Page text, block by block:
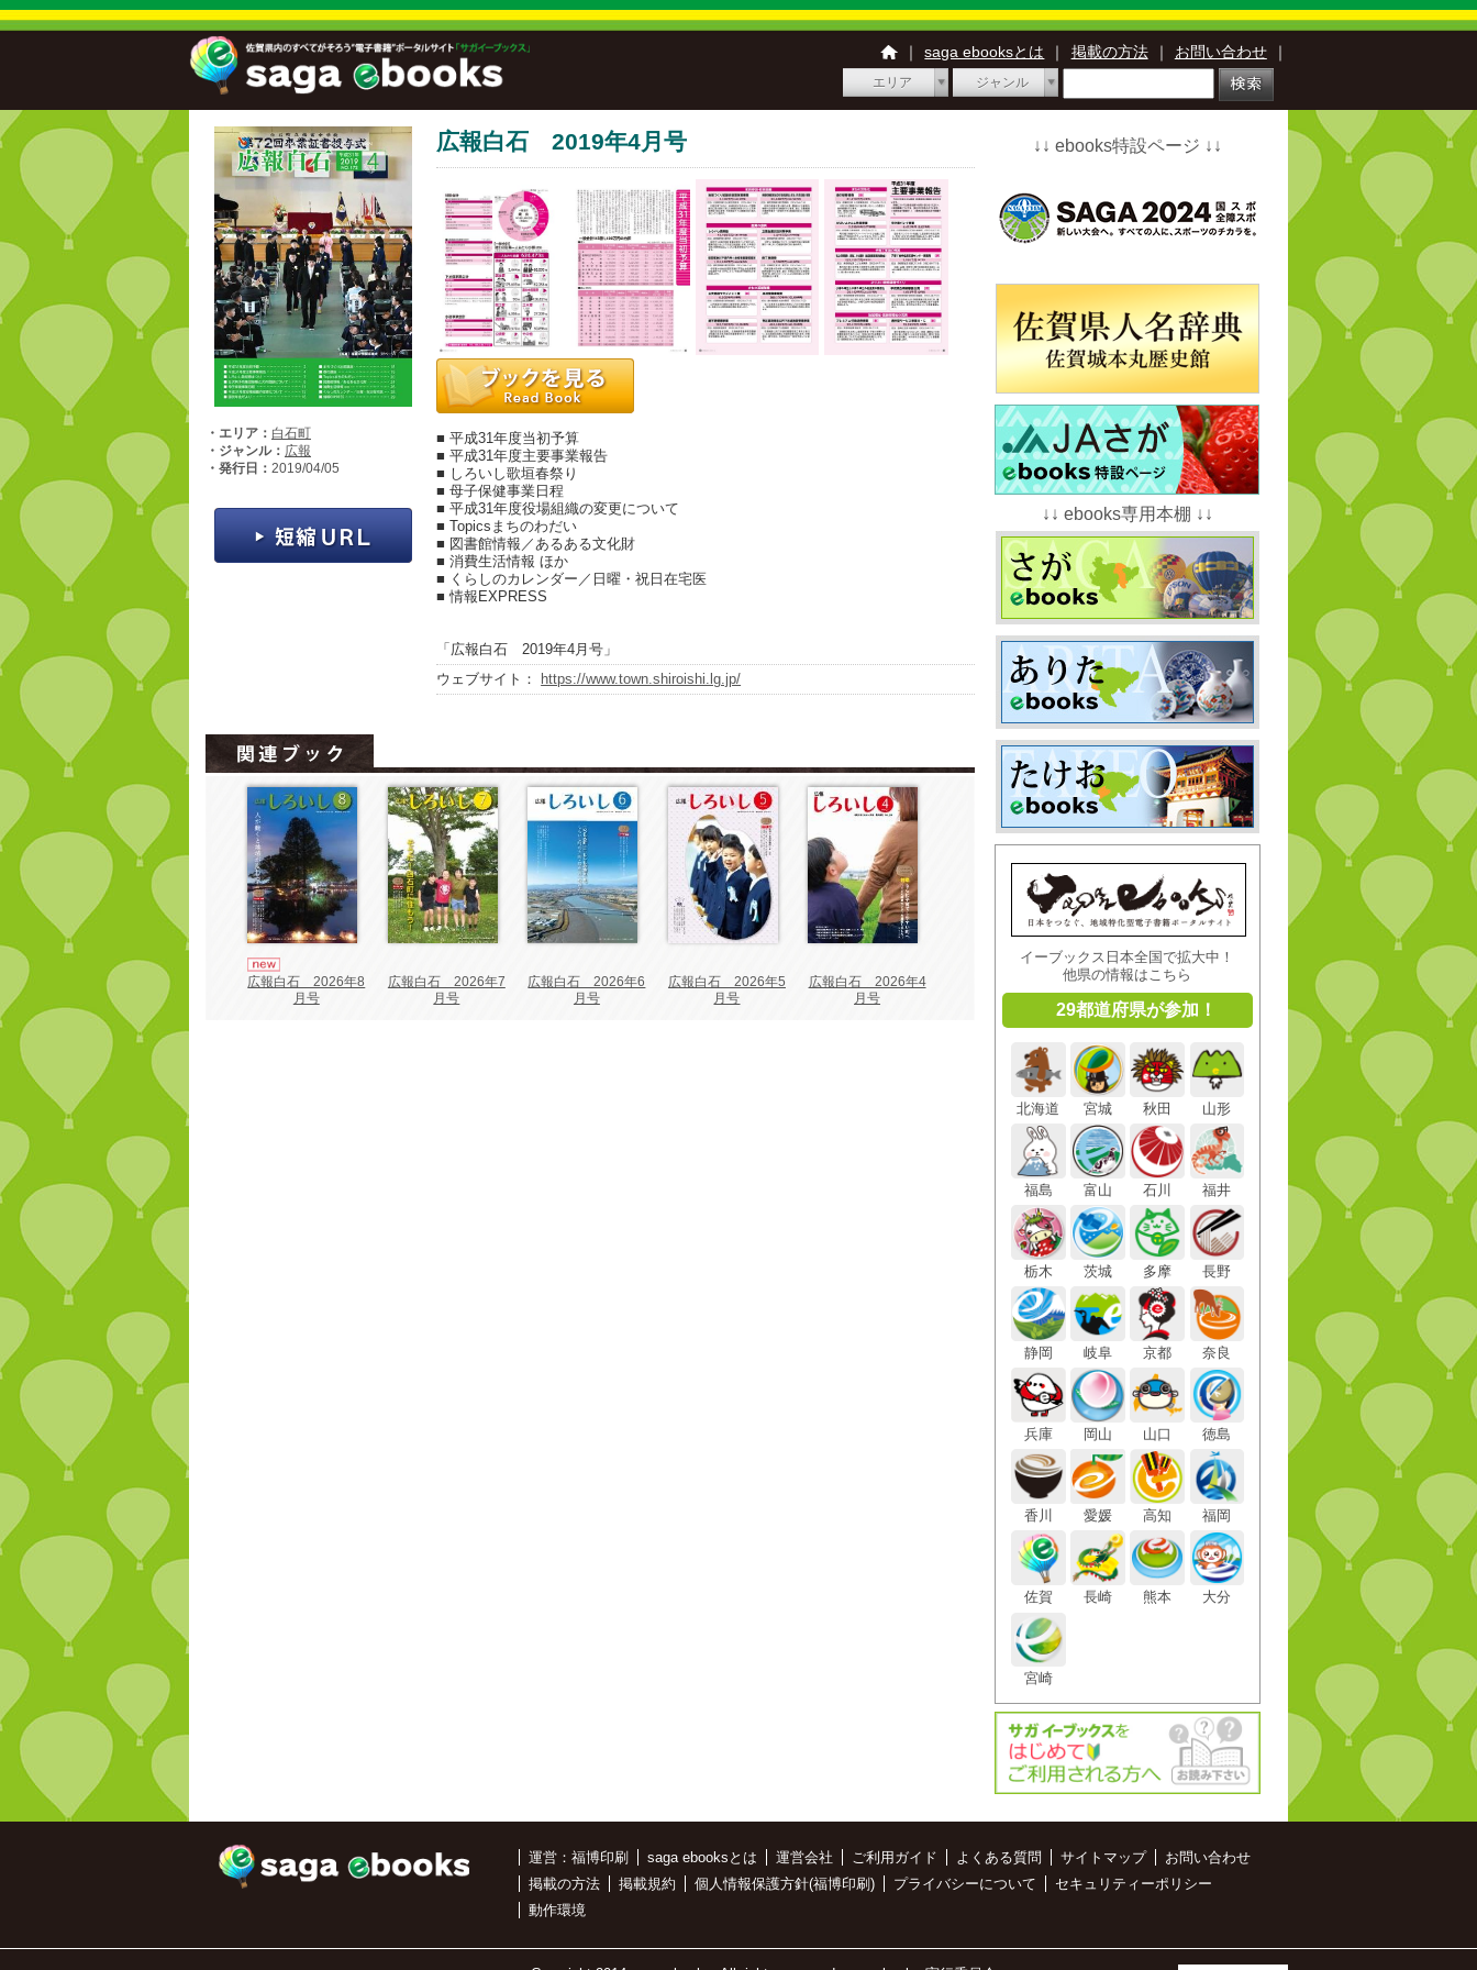
｜ saga ebooksとは ｜ 掲載の方法 ｜ お問い合わせ ｜
エリア ジャンル
・エリア： 白石町
・ジャンル： 広報
・発行日： 2019/04/05
広報白石 2019年4月号
■ 平成31年度当初予算
■ 平成31年度主要事業報告
■ しろいし歌垣春祭り
■ 母子保健事業日程
■ 平成31年度役場組織の変更について
■ Topicsまちのわだい
■ 図書館情報／あるある文化財
■ 消費生活情報 ほか
■ くらしのカレンダー／日曜・祝日在宅医
■ 情報EXPRESS
「広報白石 2019年4月号」
ウェブサイト：
https://www.town.shiroishi.lg.jp/
広報白石 2026年8
月号
広報白石 2026年7
月号
広報白石 2026年6
月号
広報白石 2026年5
月号
広報白石 2026年4
月号
↓↓ ebooks特設ページ ↓↓
↓↓ ebooks専用本棚 ↓↓
イーブックス日本全国で拡大中！
他県の情報はこちら
29都道府県が参加！
北海道 宮城 秋田 山形
福島 富山 石川 福井
栃木 茨城 多摩 長野
静岡 岐阜 京都 奈良
兵庫 岡山 山口 徳島
香川 愛媛 高知 福岡
佐賀 長崎 熊本 大分
宮崎
運営：福博印刷 saga ebooksとは 運営会社 ご利用ガイド よくある質問 サイトマップ
お問い合わせ
掲載の方法
掲載規約 個人情報保護方針(福博印刷) プライバシーについて
セキュリティーポリシー
動作環境